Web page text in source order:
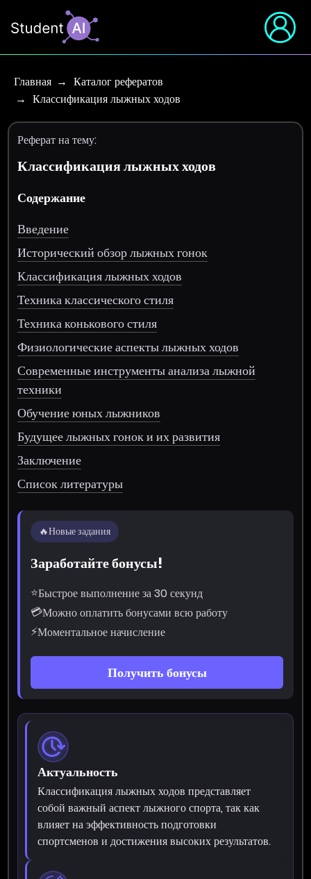
Главная
Каталог рефератов
Классификация лыжных ходов
Реферат на тему:
Классификация лыжных ходов
Содержание
Введение
Исторический обзор лыжных гонок
Классификация лыжных ходов
Техника классического стиля
Техника конькового стиля
Физиологические аспекты лыжных ходов
Современные инструменты анализа лыжной
техники
Обучение юных лыжников
Будущее лыжных гонок и их развития
Заключение
Список литературы
🔥Новые задания
Заработайте бонусы!
⭐Быстрое выполнение за 30 секунд
💳Можно оплатить бонусами всю работу
⚡Моментальное начисление
Получить бонусы
Актуальность
Классификация лыжных ходов представляет
собой важный аспект лыжного спорта, так как
влияет на эффективность подготовки
спортсменов и достижения высоких результатов.